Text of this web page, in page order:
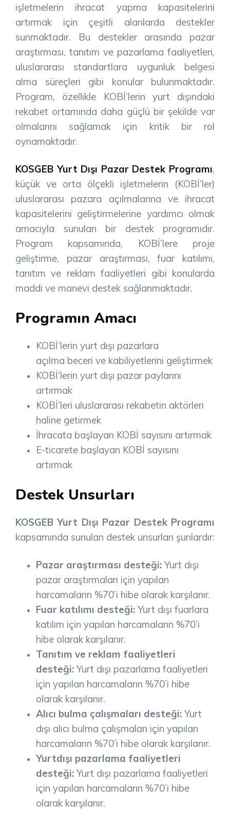
işletmelerin ihracat yapma kapasitelerini
artırmak için çeşitli alanlarda destekler
sunmaktadır. Bu destekler arasında pazar
araştırması, tanıtım ve pazarlama faaliyetleri,
uluslararası standartlara uygunluk belgesi
alma süreçleri gibi konular bulunmaktadır.
Program, özellikle KOBİ’lerin yurt dışındaki
rekabet ortamında daha güçlü bir şekilde var
olmalarını sağlamak için kritik bir rol
oynamaktadır.
KOSGEB Yurt Dışı Pazar Destek Programı,
küçük ve orta ölçekli işletmelerin (KOBİ’ler)
uluslararası pazara açılmalarına ve ihracat
kapasitelerini geliştirmelerine yardımcı olmak
amacıyla sunulan bir destek programıdır.
Program kapsamında, KOBİ’lere proje
geliştirme, pazar araştırması, fuar katılımı,
tanıtım ve reklam faaliyetleri gibi konularda
maddi ve manevi destek sağlanmaktadır.
Programın Amacı
KOBİ’lerin yurt dışı pazarlara
açılma beceri ve kabiliyetlerini geliştirmek
KOBİ’lerin yurt dışı pazar paylarını
artırmak
KOBİ’leri uluslararası rekabetin aktörleri
haline getirmek
İhracata başlayan KOBİ sayısını artırmak
E-ticarete başlayan KOBİ sayısını
artırmak
Destek Unsurları
KOSGEB Yurt Dışı Pazar Destek Programı
kapsamında sunulan destek unsurları şunlardır:
Pazar araştırması desteği: Yurt dışı
pazar araştırmaları için yapılan
harcamaların %70’i hibe olarak karşılanır.
Fuar katılımı desteği: Yurt dışı fuarlara
katılım için yapılan harcamaların %70’i
hibe olarak karşılanır.
Tanıtım ve reklam faaliyetleri
desteği: Yurt dışı pazarlama faaliyetleri
için yapılan harcamaların %70’i hibe
olarak karşılanır.
Alıcı bulma çalışmaları desteği: Yurt
dışı alıcı bulma çalışmaları için yapılan
harcamaların %70’i hibe olarak karşılanır.
Yurtdışı pazarlama faaliyetleri
desteği: Yurt dışı pazarlama faaliyetleri
için yapılan harcamaların %70’i hibe
olarak karşılanır.